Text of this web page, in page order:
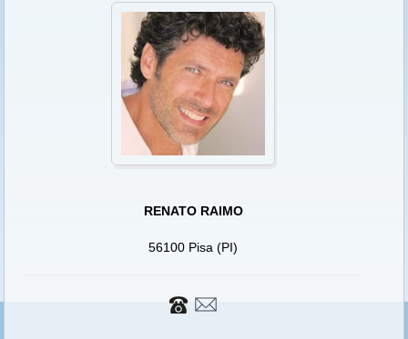
RENATO RAIMO
56100 Pisa (PI)